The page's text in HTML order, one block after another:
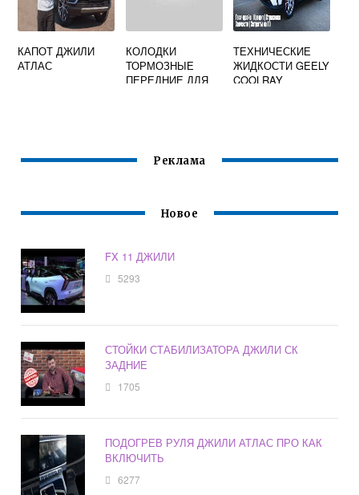
КАПОТ ДЖИЛИ
АТЛАС
КОЛОДКИ
ТОРМОЗНЫЕ
ПЕРЕДНИЕ ДЛЯ
ТЕХНИЧЕСКИЕ
ЖИДКОСТИ GEELY
COOLRAY
Реклама
Новое
FX 11 ДЖИЛИ
5293
СТОЙКИ СТАБИЛИЗАТОРА ДЖИЛИ СК
ЗАДНИЕ
1705
ПОДОГРЕВ РУЛЯ ДЖИЛИ АТЛАС ПРО КАК
ВКЛЮЧИТЬ
6277